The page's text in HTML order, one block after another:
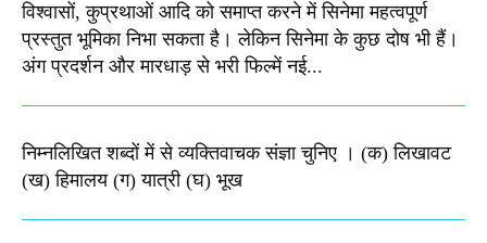
विश्वासों, कुप्रथाओं आदि को समाप्त करने में सिनेमा महत्वपूर्ण
प्रस्तुत भूमिका निभा सकता है। लेकिन सिनेमा के कुछ दोष भी हैं।
अंग प्रदर्शन और मारधाड़ से भरी फिल्में नई...
निम्नलिखित शब्दों में से व्यक्तिवाचक संज्ञा चुनिए । (क) लिखावट
(ख) हिमालय (ग) यात्री (घ) भूख​